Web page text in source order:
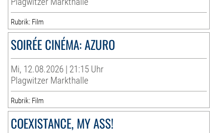
Rubrik: Film
SOIRÉE CINÉMA: AZURO
Mi, 12.08.2026 | 21:15 Uhr
Plagwitzer Markthalle
Rubrik: Film
COEXISTANCE, MY ASS!